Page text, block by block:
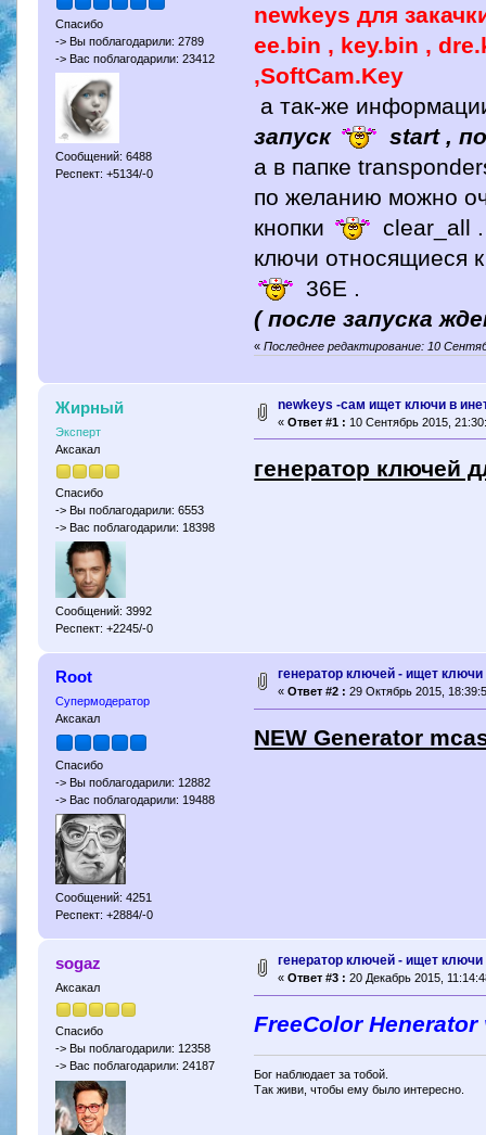
Спасибо
-> Вы поблагодарили: 2789
-> Вас поблагодарили: 23412
Сообщений: 6488
Респект: +5134/-0
newkeys для
ee.bin , key.bin ,
,SoftCam.Key
а так-же
запуск
start ,
а в папке
по желанию можно
кнопки
clear_all .
ключи относящиеся
36Е .
( после запуска
«Последнее редактирование: 10
Жирный
Эксперт
Аксакал
Спасибо
-> Вы поблагодарили: 6553
-> Вас поблагодарили: 18398
Сообщений: 3992
Респект: +2245/-0
newkeys -сам ищет ключи в
« Ответ #1 : 10 Сентябрь 2015,
генератор ключей
Root
Супермодератор
Аксакал
Спасибо
-> Вы поблагодарили: 12882
-> Вас поблагодарили: 19488
Сообщений: 4251
Респект: +2884/-0
генератор ключей - ищет ключи
« Ответ #2 : 29 Октябрь 2015,
NEW Generator
sogaz
Аксакал
Спасибо
-> Вы поблагодарили: 12358
-> Вас поблагодарили: 24187
генератор ключей - ищет ключи
« Ответ #3 : 20 Декабрь 2015,
FreeColor
Бог наблюдает за тобой.
Так живи, чтобы ему было интересно.